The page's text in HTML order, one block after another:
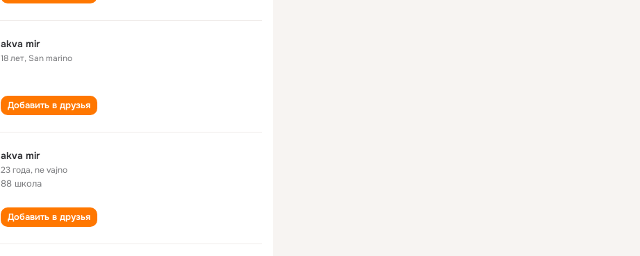
akva mir
18 лет, San marino
Добавить в друзья
akva mir
23 года,ne vajno
88 школа
Добавить в друзья